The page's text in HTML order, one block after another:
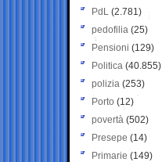
PdL (2.781)
pedofilia (25)
Pensioni (129)
Politica (40.855)
polizia (253)
Porto (12)
povertà (502)
Presepe (14)
Primarie (149)